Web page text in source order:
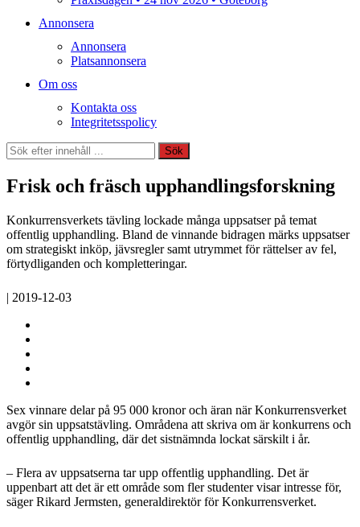
Annonsera
Annonsera
Platsannonsera
Om oss
Kontakta oss
Integritetsspolicy
Sök
Sök
Frisk och fräsch upphandlingsforskning
Konkurrensverkets tävling lockade många uppsatser på temat
offentlig upphandling. Bland de vinnande bidragen märks uppsatser
om strategiskt inköp, jävsregler samt utrymmet för rättelser av fel,
förtydliganden och kompletteringar.
| 2019-12-03
Sex vinnare delar på 95 000 kronor och äran när Konkurrensverket
avgör sin uppsatstävling. Områdena att skriva om är konkurrens och
offentlig upphandling, där det sistnämnda lockat särskilt i år.
– Flera av uppsatserna tar upp offentlig upphandling. Det är
uppenbart att det är ett område som fler studenter visar intresse för,
säger Rikard Jermsten, generaldirektör för Konkurrensverket.